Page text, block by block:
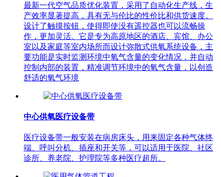
最新一代空气品质优化装置，采用了自动化生产线，生
产效率显著提高，具有无与伦比的性价比和供货速度。
设计了触摸按钮，使得即使没有遥控器也可以流畅操
作，更加灵活。它是专为高原地区的酒店、宾馆、办公
室以及家庭等室内场所而设计弥散式供氧系统设备，主
要功能是实时监测环境中氧气含量的变化情况，并自动
控制内部的装置，精准调节环境中的氧气含量，以创造
舒适的氧气环境
中心供氧医疗设备带
医疗设备带一般安装在病房床头，用来固定各种气体终
端、呼叫分机、插座和开关等，可以适用于医院、社区
诊所、养老院、护理院等多种医疗超所。